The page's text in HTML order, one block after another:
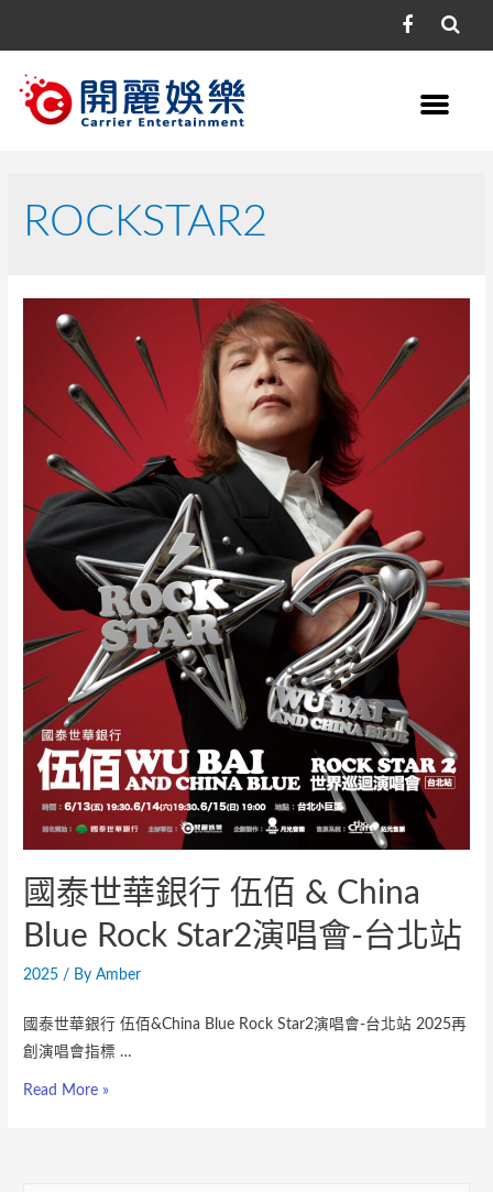
ROCKSTAR2
國泰世華銀行 伍佰 & China
Blue Rock Star2演唱會-台北站
2025 / ByAmber
國泰世華銀行 伍佰&China Blue Rock Star2演唱會-台北站 2025再
創演唱會指標 …
Read More »